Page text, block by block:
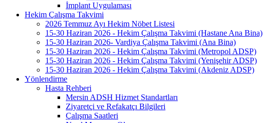
İmplant Uygulaması
Hekim Çalışma Takvimi
2026 Temmuz Ayı Hekim Nöbet Listesi
15-30 Haziran 2026 - Hekim Çalışma Takvimi (Hastane Ana Bina)
15-30 Haziran 2026- Vardiya Çalışma Takvimi (Ana Bina)
15-30 Haziran 2026 - Hekim Çalışma Takvimi (Metropol ADSP)
15-30 Haziran 2026 - Hekim Çalışma Takvimi (Yenişehir ADSP)
15-30 Haziran 2026 - Hekim Çalışma Takvimi (Akdeniz ADSP)
Yönlendirme
Hasta Rehberi
Mersin ADSH Hizmet Standartları
Ziyaretçi ve Refakatçı Bilgileri
Çalışma Saatleri